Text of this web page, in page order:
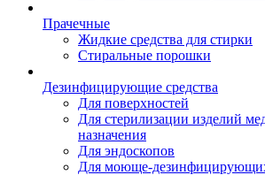
Прачечные
Жидкие средства для стирки
Стиральные порошки
Дезинфицирующие средства
Для поверхностей
Для стерилизации изделий
назначения
Для эндоскопов
Для моюще-